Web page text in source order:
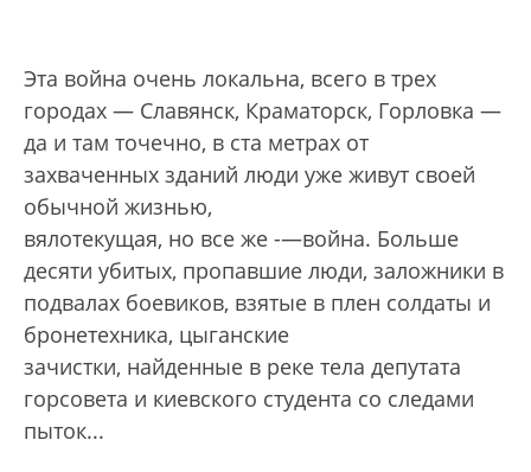
Эта война очень локальна, всего в трех
городах — Славянск, Краматорск, Горловка —
да и там точечно, в ста метрах от
захваченных зданий люди уже живут своей
обычной жизнью,
вялотекущая, но все же -—война. Больше
десяти убитых, пропавшие люди, заложники в
подвалах боевиков, взятые в плен солдаты и
бронетехника, цыганские
зачистки, найденные в реке тела депутата
горсовета и киевского студента со следами
пыток...